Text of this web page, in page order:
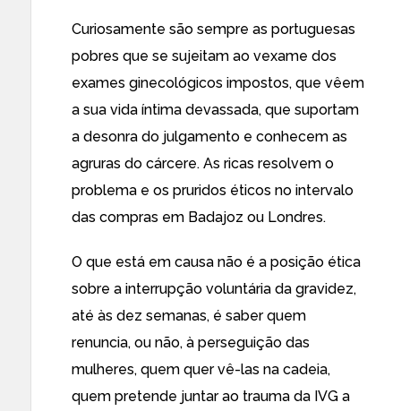
Curiosamente são sempre as portuguesas
pobres que se sujeitam ao vexame dos
exames ginecológicos impostos, que vêem
a sua vida íntima devassada, que suportam
a desonra do julgamento e conhecem as
agruras do cárcere. As ricas resolvem o
problema e os pruridos éticos no intervalo
das compras em Badajoz ou Londres.
O que está em causa não é a posição ética
sobre a interrupção voluntária da gravidez,
até às dez semanas, é saber quem
renuncia, ou não, à perseguição das
mulheres, quem quer vê-las na cadeia,
quem pretende juntar ao trauma da IVG a